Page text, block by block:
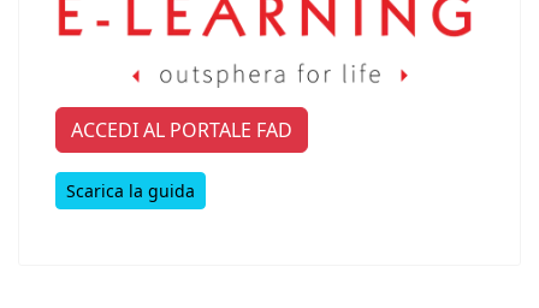
ACCEDI AL PORTALE FAD
Scarica la guida